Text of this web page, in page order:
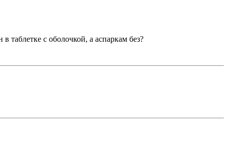
таблетке с оболочкой, а аспаркам без?